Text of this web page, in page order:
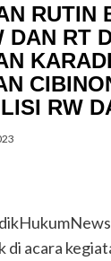
RUTIN
DAN RT
RW
di acara